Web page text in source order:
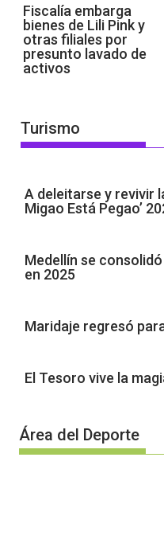
Fiscalía embarga
bienes de Lili Pink y
otras filiales por
presunto lavado de
activos
Turismo
A deleitarse y revivir
Migao Está Pegao’
Medellín se
en 2025
Maridaje regresó
El Tesoro vive la
Área del Deporte